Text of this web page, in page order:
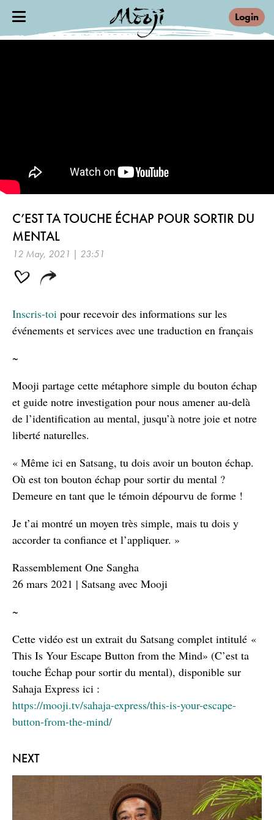
Login
NEXT
C’EST TA TOUCHE ÉCHAP POUR SORTIR DU
MENTAL
12 May, 2021 | 23:51
Inscris-toi pour recevoir des informations sur les
événements et services avec une traduction en français
~
Mooji partage cette métaphore simple du bouton échap
et guide notre investigation pour nous amener au-delà
de l’identification au mental, jusqu’à notre joie et notre
liberté naturelles.
« Même ici en Satsang, tu dois avoir un bouton échap.
Où est ton bouton échap pour sortir du mental ?
Demeure en tant que le témoin dépourvu de forme !
Je t’ai montré un moyen très simple, mais tu dois y
accorder ta confiance et l’appliquer. »
Rassemblement One Sangha
26 mars 2021 | Satsang avec Mooji
~
Cette vidéo est un extrait du Satsang complet intitulé «
This Is Your Escape Button from the Mind» (C’est ta
touche Échap pour sortir du mental), disponible sur
Sahaja Express ici :
https://mooji.tv/sahaja-express/this-is-your-escape-
button-from-the-mind/